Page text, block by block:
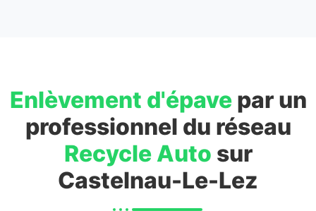
Enlèvement d'épavepar un
professionnel du réseau
Recycle Auto sur
Castelnau-Le-Lez